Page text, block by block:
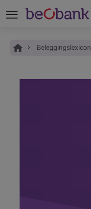
Je bent hier:
Home Beleggingslexicon